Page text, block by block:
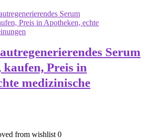
Serum
kaufen, Preis in
medizinische
from wishlist 0